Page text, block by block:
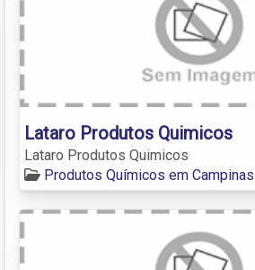
Lataro Produtos Quimicos
Lataro Produtos Quimicos
Produtos Químicos em Campinas